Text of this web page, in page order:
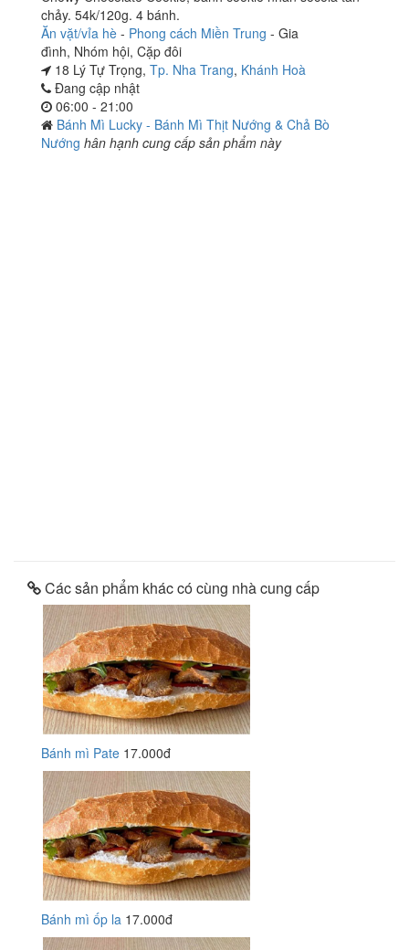
chảy. 54k/120g. 4 bánh.
Ăn vặt/vỉa hè - Phong cách Miền Trung - Gia
đình, Nhóm hội, Cặp đôi
18 Lý Tự Trọng, Tp. Nha Trang, Khánh Hoà
Đang cập nhật
06:00 - 21:00
Bánh Mì Lucky - Bánh Mì Thịt Nướng & Chả Bò
Nướng hân hạnh cung cấp sản phẩm này
Các sản phẩm khác có cùng nhà cung cấp
Bánh mì Pate 17.000đ
Bánh mì ốp la 17.000đ